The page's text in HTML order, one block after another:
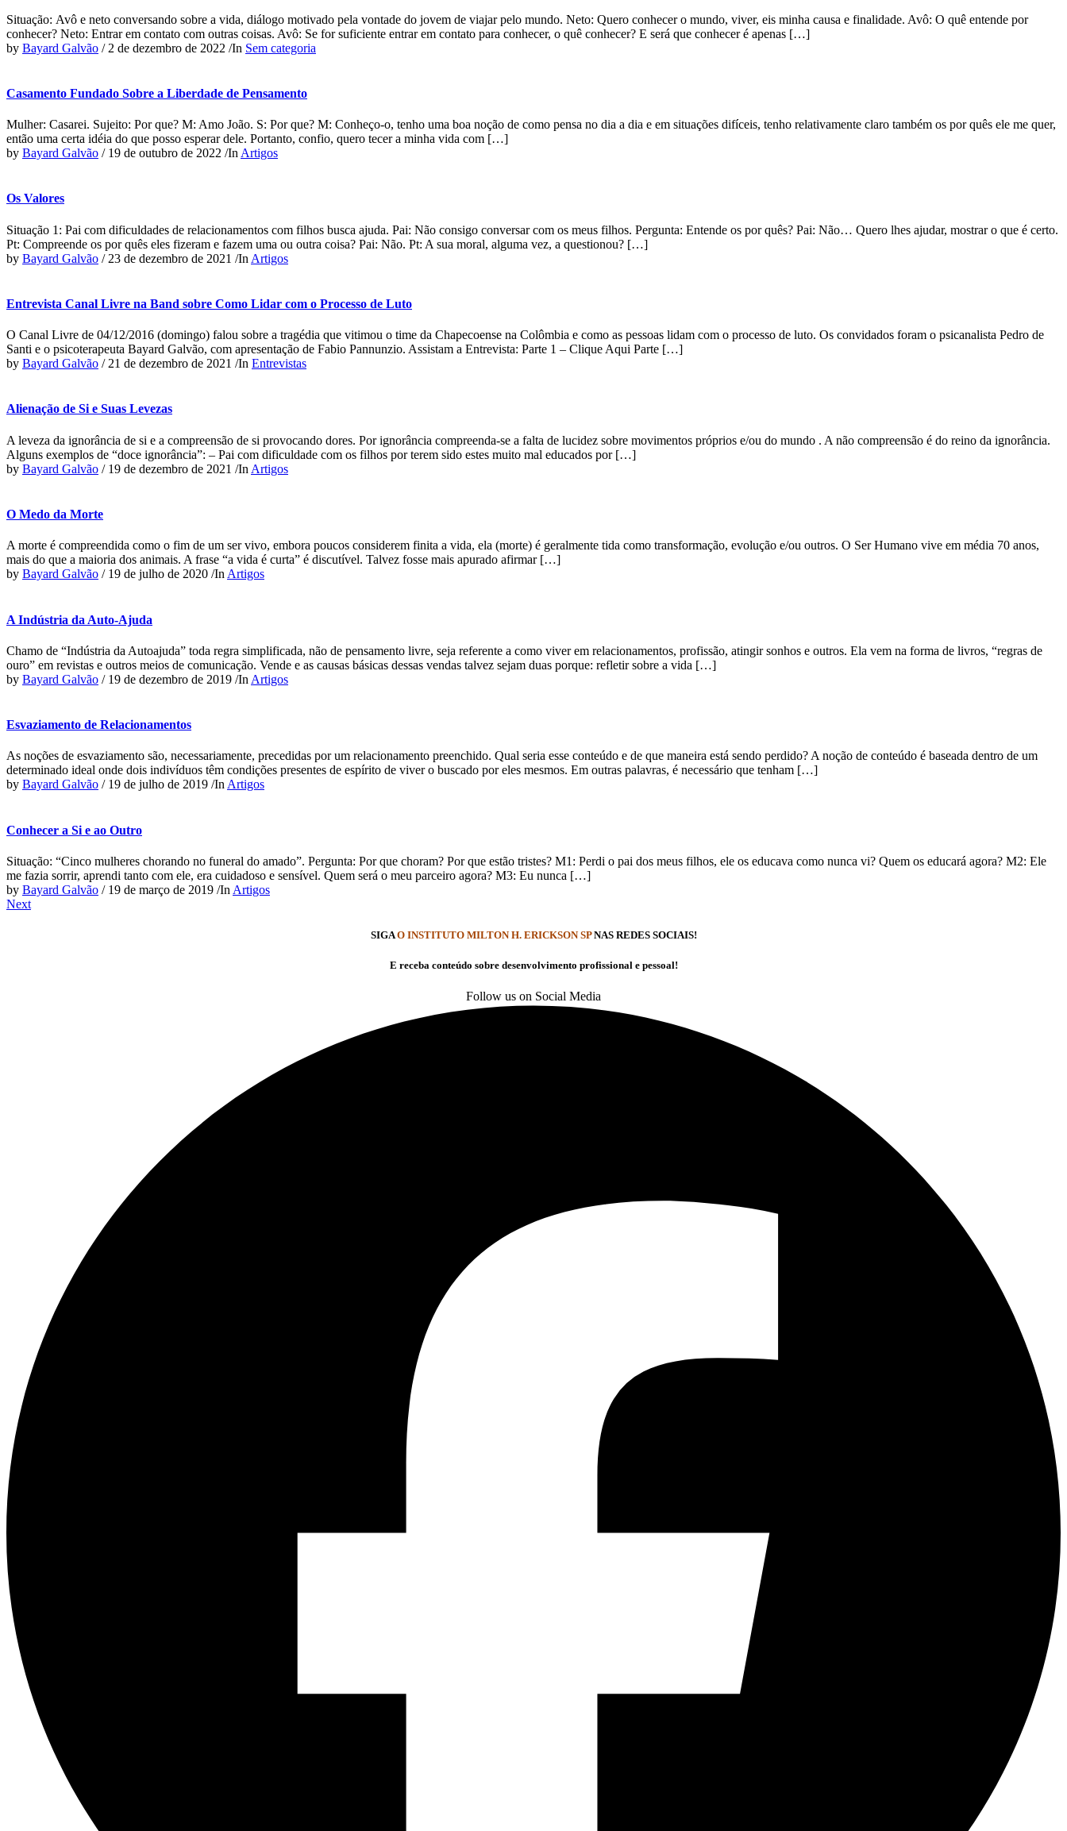
Situação: Avô e neto conversando sobre a vida, diálogo motivado pela vontade do jovem de viajar pelo mundo. Neto: Quero conhecer o mundo, viver, eis minha causa e finalidade. Avô: O quê entende por
conhecer? Neto: Entrar em contato com outras coisas. Avô: Se for suficiente entrar em contato para conhecer, o quê conhecer? E será que conhecer é apenas […]
by Bayard Galvão /2 de dezembro de 2022 /In Sem categoria
Casamento Fundado Sobre a Liberdade de Pensamento
Mulher: Casarei. Sujeito: Por que? M: Amo João. S: Por que? M: Conheço-o, tenho uma boa noção de como pensa no dia a dia e em situações difíceis, tenho relativamente claro também os por quês ele me quer,
então uma certa idéia do que posso esperar dele. Portanto, confio, quero tecer a minha vida com […]
by Bayard Galvão /19 de outubro de 2022 /In Artigos
Os Valores
Situação 1: Pai com dificuldades de relacionamentos com filhos busca ajuda. Pai: Não consigo conversar com os meus filhos. Pergunta: Entende os por quês? Pai: Não… Quero lhes ajudar, mostrar o que é certo.
Pt: Compreende os por quês eles fizeram e fazem uma ou outra coisa? Pai: Não. Pt: A sua moral, alguma vez, a questionou? […]
by Bayard Galvão /23 de dezembro de 2021 /In Artigos
Entrevista Canal Livre na Band sobre Como Lidar com o Processo de Luto
O Canal Livre de 04/12/2016 (domingo) falou sobre a tragédia que vitimou o time da Chapecoense na Colômbia e como as pessoas lidam com o processo de luto. Os convidados foram o psicanalista Pedro de
Santi e o psicoterapeuta Bayard Galvão, com apresentação de Fabio Pannunzio. Assistam a Entrevista: Parte 1 – Clique Aqui Parte […]
by Bayard Galvão /21 de dezembro de 2021 /In Entrevistas
Alienação de Si e Suas Levezas
A leveza da ignorância de si e a compreensão de si provocando dores. Por ignorância compreenda-se a falta de lucidez sobre movimentos próprios e/ou do mundo . A não compreensão é do reino da ignorância.
Alguns exemplos de “doce ignorância”: – Pai com dificuldade com os filhos por terem sido estes muito mal educados por […]
by Bayard Galvão /19 de dezembro de 2021 /In Artigos
O Medo da Morte
A morte é compreendida como o fim de um ser vivo, embora poucos considerem finita a vida, ela (morte) é geralmente tida como transformação, evolução e/ou outros. O Ser Humano vive em média 70 anos,
mais do que a maioria dos animais. A frase “a vida é curta” é discutível. Talvez fosse mais apurado afirmar […]
by Bayard Galvão /19 de julho de 2020 /In Artigos
A Indústria da Auto-Ajuda
Chamo de “Indústria da Autoajuda” toda regra simplificada, não de pensamento livre, seja referente a como viver em relacionamentos, profissão, atingir sonhos e outros. Ela vem na forma de livros, “regras de
ouro” em revistas e outros meios de comunicação. Vende e as causas básicas dessas vendas talvez sejam duas porque: refletir sobre a vida […]
by Bayard Galvão /19 de dezembro de 2019 /In Artigos
Esvaziamento de Relacionamentos
As noções de esvaziamento são, necessariamente, precedidas por um relacionamento preenchido. Qual seria esse conteúdo e de que maneira está sendo perdido? A noção de conteúdo é baseada dentro de um
determinado ideal onde dois indivíduos têm condições presentes de espírito de viver o buscado por eles mesmos. Em outras palavras, é necessário que tenham […]
by Bayard Galvão /19 de julho de 2019 /In Artigos
Conhecer a Si e ao Outro
Situação: “Cinco mulheres chorando no funeral do amado”. Pergunta: Por que choram? Por que estão tristes? M1: Perdi o pai dos meus filhos, ele os educava como nunca vi? Quem os educará agora? M2: Ele
me fazia sorrir, aprendi tanto com ele, era cuidadoso e sensível. Quem será o meu parceiro agora? M3: Eu nunca […]
by Bayard Galvão /19 de março de 2019 /In Artigos
Next
SIGAO INSTITUTO MILTON H. ERICKSON SPNAS REDES SOCIAIS!
E receba conteúdo sobre desenvolvimento profissional e pessoal!
Follow us on Social Media